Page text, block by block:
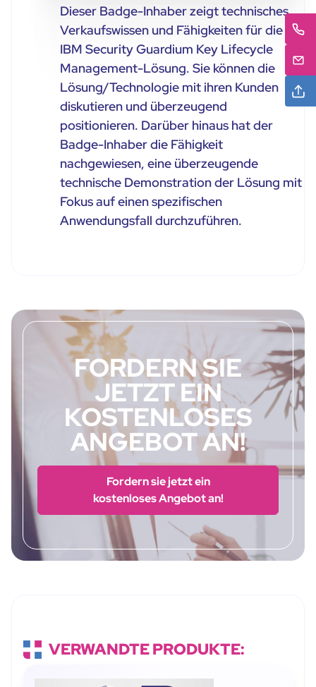
Dieser Badge-Inhaber zeigt technisches
Verkaufswissen und Fähigkeiten für die
IBM Security Guardium Key Lifecycle
Management-Lösung. Sie können die
Lösung/Technologie mit ihren Kunden
diskutieren und überzeugend
positionieren. Darüber hinaus hat der
Badge-Inhaber die Fähigkeit
nachgewiesen, eine überzeugende
technische Demonstration der Lösung mit
Fokus auf einen spezifischen
Anwendungsfall durchzuführen.
FORDERN SIE
JETZT EIN
KOSTENLOSES
ANGEBOT AN!
Fordern sie jetzt ein
kostenloses Angebot an!
VERWANDTE PRODUKTE: